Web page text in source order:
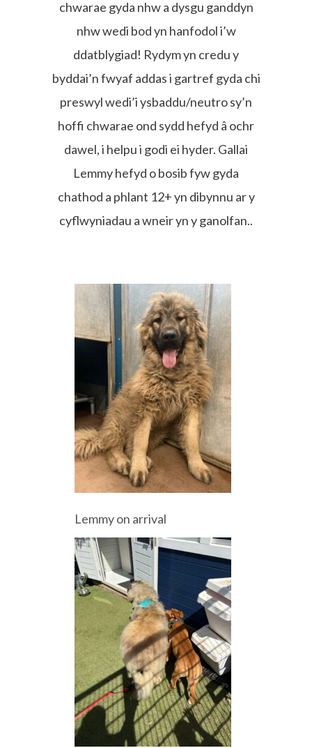
chwarae gyda nhw a dysgu ganddyn
nhw wedi bod yn hanfodol i’w
ddatblygiad! Rydym yn credu y
byddai’n fwyaf addas i gartref gyda chi
preswyl wedi’i ysbaddu/neutro sy’n
hoffi chwarae ond sydd hefyd â ochr
dawel, i helpu i godi ei hyder. Gallai
Lemmy hefyd o bosib fyw gyda
chathod a phlant 12+ yn dibynnu ar y
cyflwyniadau a wneir yn y ganolfan..
Lemmy on arrival